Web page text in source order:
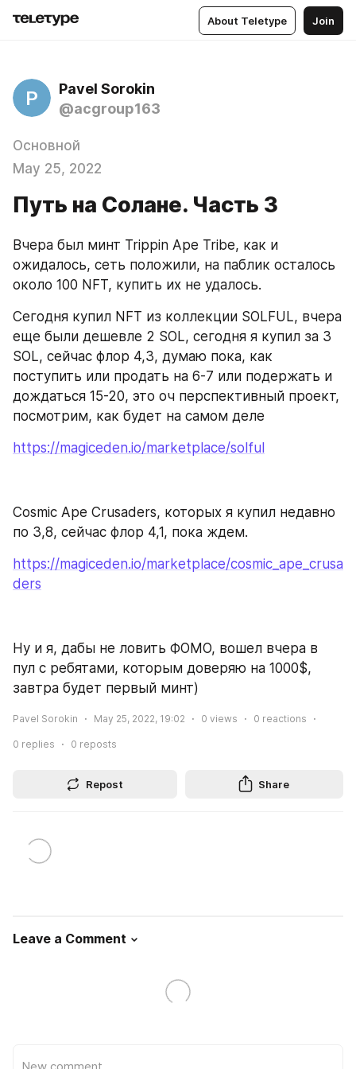
About Teletype Join
P
Pavel Sorokin
@acgroup163
Основной
May 25, 2022
Путь на Солане. Часть 3
Вчера был минт Trippin Ape Tribe, как и
ожидалось, сеть положили, на паблик осталось
около 100 NFT, купить их не удалось.
Сегодня купил NFT из коллекции SOLFUL, вчера
еще были дешевле 2 SOL, сегодня я купил за 3
SOL, сейчас флор 4,3, думаю пока, как
поступить или продать на 6-7 или подержать и
дождаться 15-20, это оч перспективный проект,
посмотрим, как будет на самом деле
https://magiceden.io/marketplace/solful
Cosmic Ape Crusaders, которых я купил недавно
по 3,8, сейчас флор 4,1, пока ждем.
https://magiceden.io/marketplace/cosmic_ape_crusa
ders
Ну и я, дабы не ловить ФОМО, вошел вчера в
пул с ребятами, которым доверяю на 1000$,
завтра будет первый минт)
Pavel Sorokin May 25, 2022, 19:02 0 views 0 reactions
0 replies 0 reposts
Repost Share
Leave a Comment